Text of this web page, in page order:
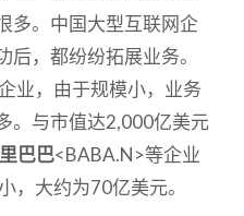
多。中国大型互联网企
，都纷纷拓展业务。
业，由于规模小，业务
。与市值达2,000亿美元
巴巴<BABA.N>等企业
，大约为70亿美元。